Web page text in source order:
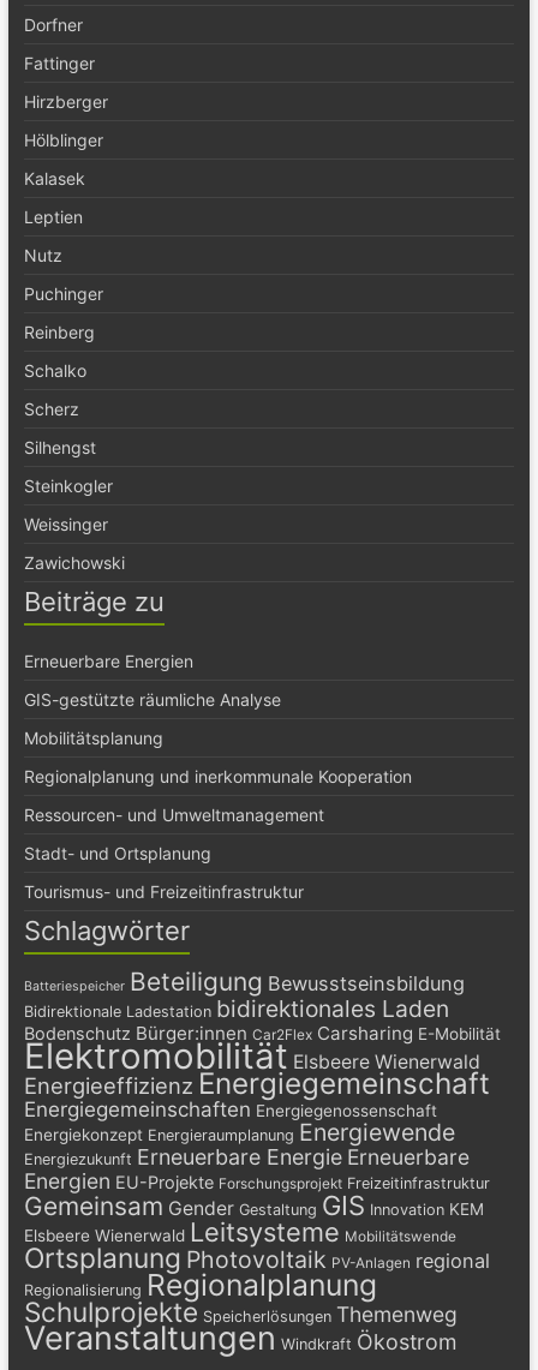
Dorfner
Fattinger
Hirzberger
Hölblinger
Kalasek
Leptien
Nutz
Puchinger
Reinberg
Schalko
Scherz
Silhengst
Steinkogler
Weissinger
Zawichowski
Beiträge zu
Erneuerbare Energien
GIS-gestützte räumliche Analyse
Mobilitätsplanung
Regionalplanung und inerkommunale Kooperation
Ressourcen- und Umweltmanagement
Stadt- und Ortsplanung
Tourismus- und Freizeitinfrastruktur
Schlagwörter
Batteriespeicher Beteiligung Bewusstseinsbildung
Bidirektionale Ladestation bidirektionales Laden
Bodenschutz Bürger:innen Car2Flex Carsharing E-Mobilität
Elektromobilität Elsbeere Wienerwald
Energieeffizienz Energiegemeinschaft
Energiegemeinschaften Energiegenossenschaft
Energiekonzept Energieraumplanung Energiewende
Energiezukunft Erneuerbare Energie Erneuerbare
Energien EU-Projekte Forschungsprojekt Freizeitinfrastruktur
Gemeinsam Gender Gestaltung GIS Innovation KEM
Elsbeere Wienerwald Leitsysteme Mobilitätswende
Ortsplanung Photovoltaik PV-Anlagen regional
Regionalisierung Regionalplanung
Schulprojekte Speicherlösungen Themenweg
Veranstaltungen Windkraft Ökostrom